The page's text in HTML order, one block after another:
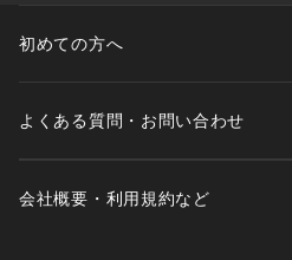
初めての方へ
よくある質問・お問い合わせ
会社概要・利用規約など